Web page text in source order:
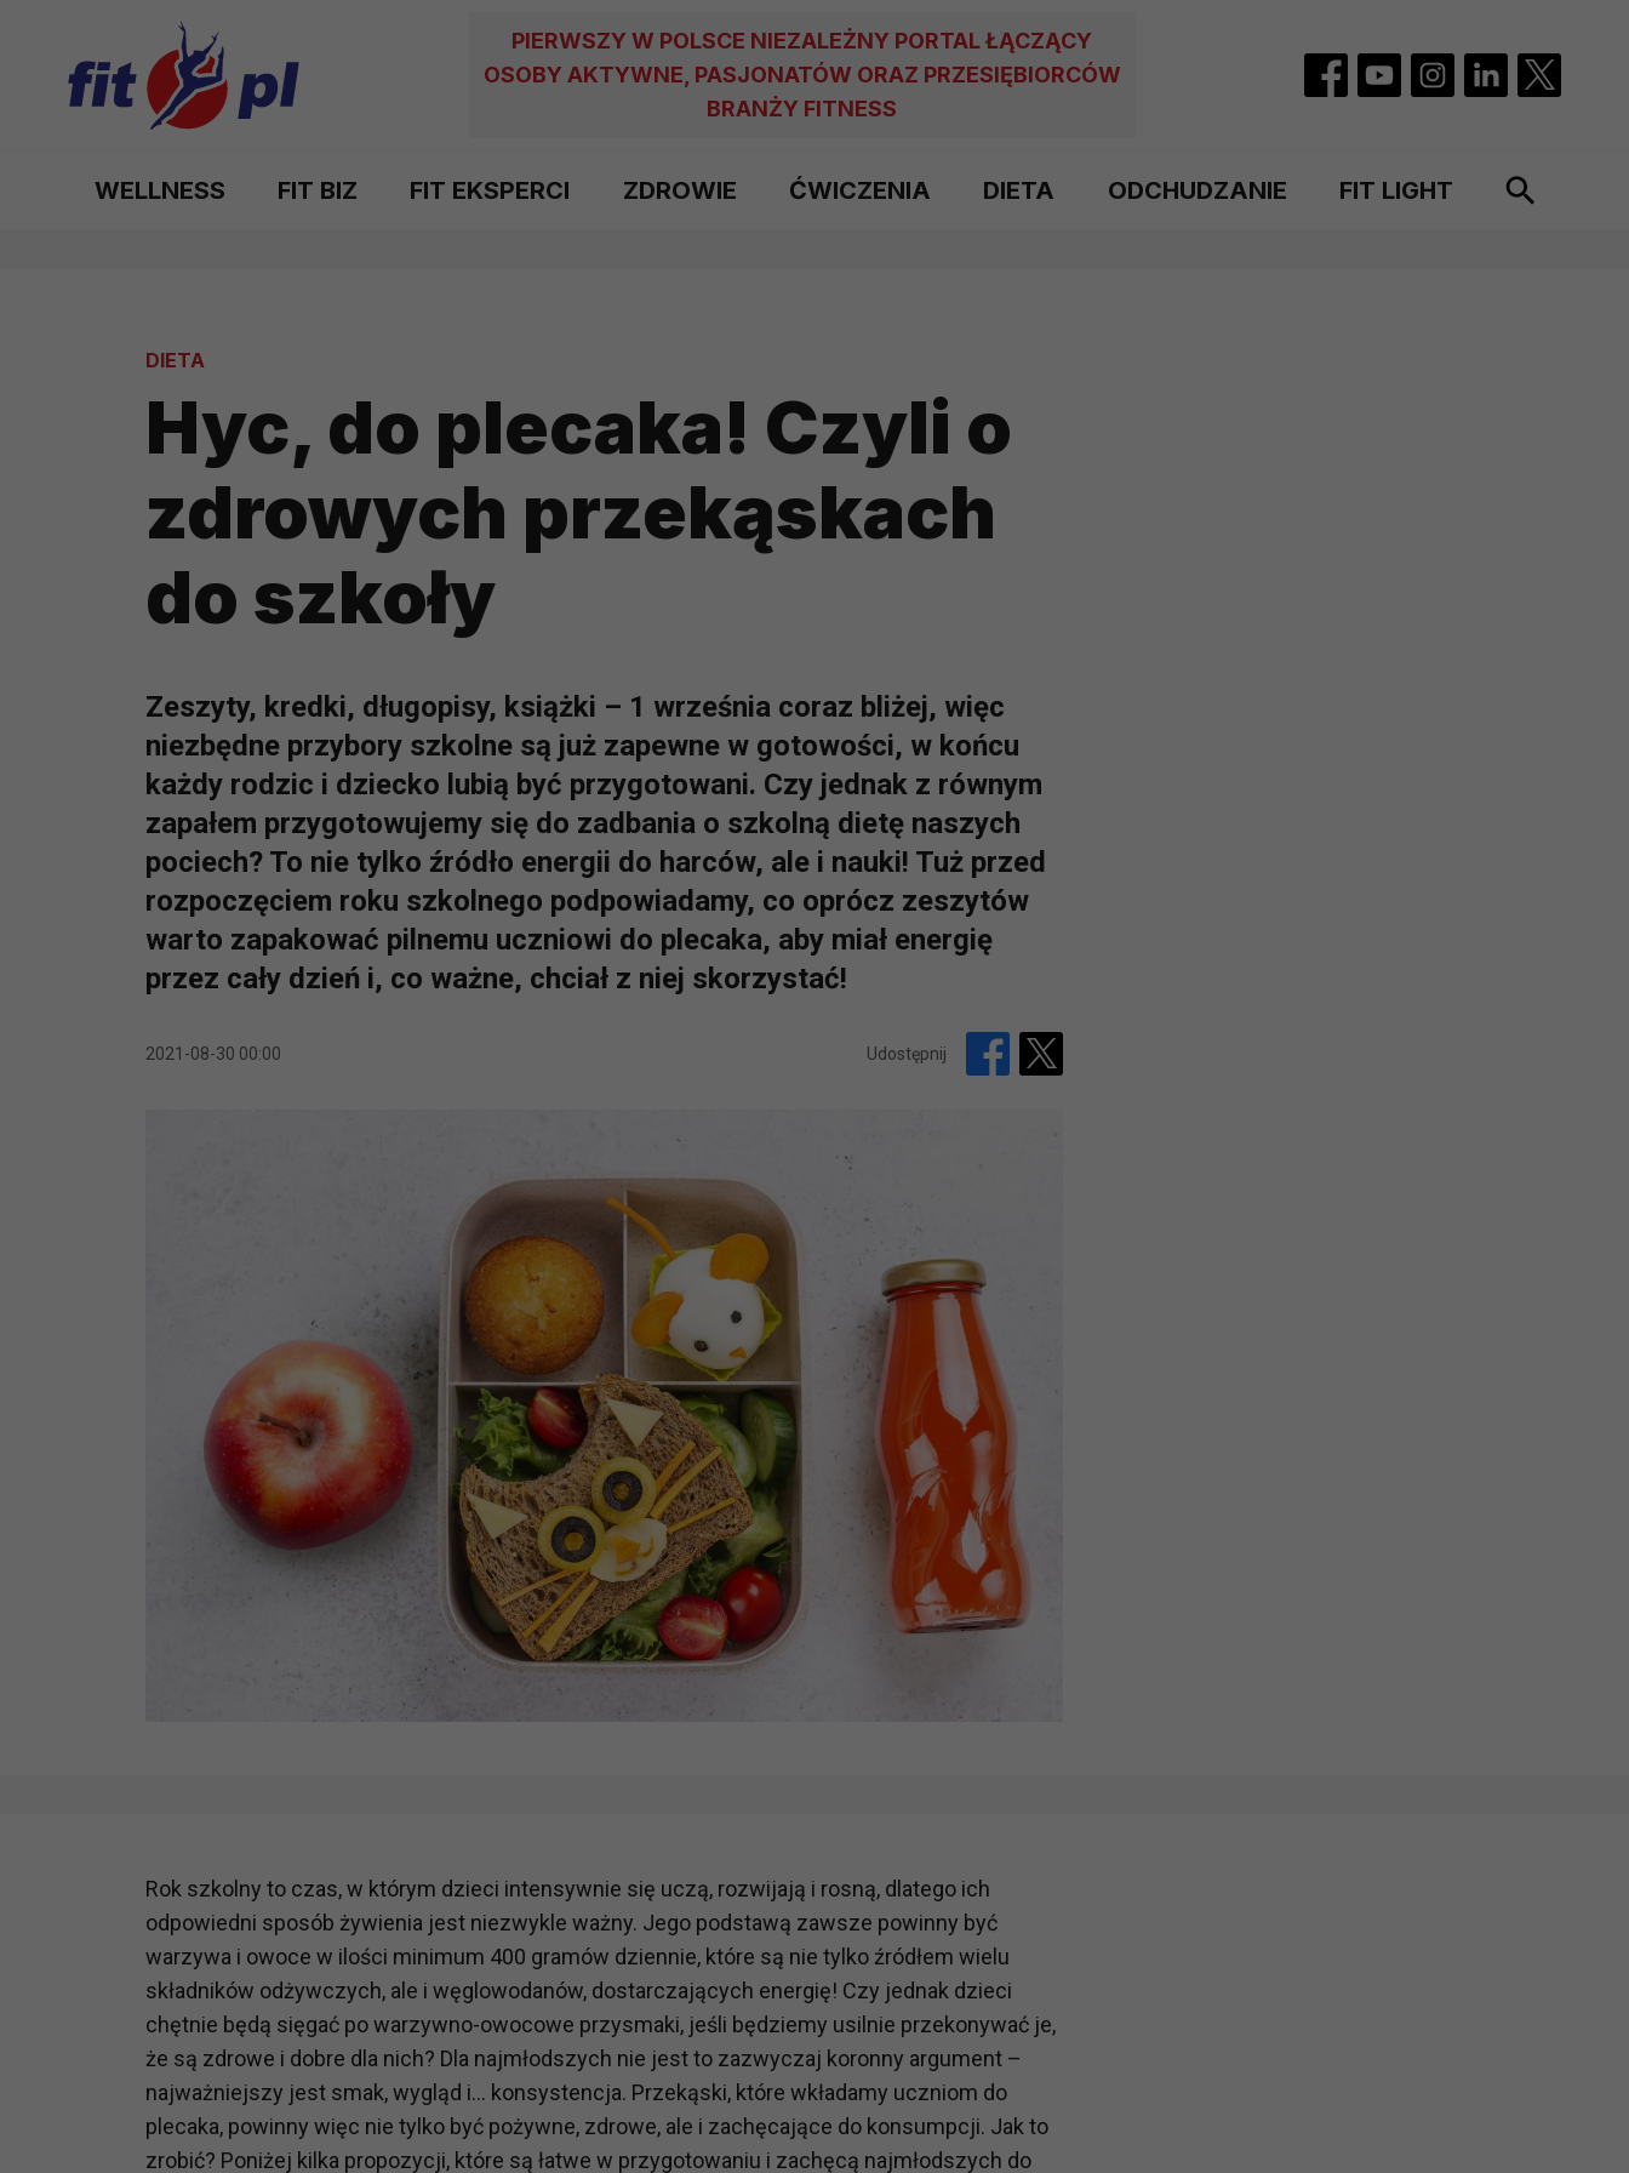
PIERWSZY W POLSCE NIEZALEŻNY PORTAL ŁĄCZĄCY
OSOBY AKTYWNE, PASJONATÓW ORAZ PRZESIĘBIORCÓW
BRANŻY FITNESS
WELLNESS FIT BIZ FIT EKSPERCI ZDROWIE ĆWICZENIA DIETA ODCHUDZANIE FIT LIGHT
DIETA
Hyc, do plecaka! Czyli o
zdrowych przekąskach
do szkoły
Zeszyty, kredki, długopisy, książki – 1 września coraz bliżej, więc
niezbędne przybory szkolne są już zapewne w gotowości, w końcu
każdy rodzic i dziecko lubią być przygotowani. Czy jednak z równym
zapałem przygotowujemy się do zadbania o szkolną dietę naszych
pociech? To nie tylko źródło energii do harców, ale i nauki! Tuż przed
rozpoczęciem roku szkolnego podpowiadamy, co oprócz zeszytów
warto zapakować pilnemu uczniowi do plecaka, aby miał energię
przez cały dzień i, co ważne, chciał z niej skorzystać!
2021-08-30 00:00 Udostępnij
Rok szkolny to czas, w którym dzieci intensywnie się uczą, rozwijają i rosną, dlatego ich
odpowiedni sposób żywienia jest niezwykle ważny. Jego podstawą zawsze powinny być
warzywa i owoce w ilości minimum 400 gramów dziennie, które są nie tylko źródłem wielu
składników odżywczych, ale i węglowodanów, dostarczających energię! Czy jednak dzieci
chętnie będą sięgać po warzywno-owocowe przysmaki, jeśli będziemy usilnie przekonywać je,
że są zdrowe i dobre dla nich? Dla najmłodszych nie jest to zazwyczaj koronny argument –
najważniejszy jest smak, wygląd i… konsystencja. Przekąski, które wkładamy uczniom do
plecaka, powinny więc nie tylko być pożywne, zdrowe, ale i zachęcające do konsumpcji. Jak to
zrobić? Poniżej kilka propozycji, które są łatwe w przygotowaniu i zachęcą najmłodszych do